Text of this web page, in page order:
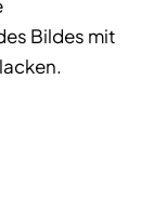
Bildes mit